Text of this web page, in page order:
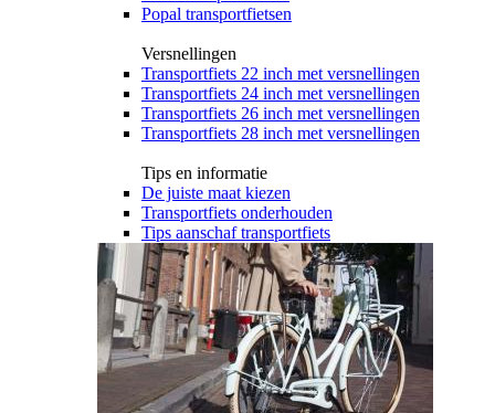
Popal transportfietsen
Versnellingen
Transportfiets 22 inch met versnellingen
Transportfiets 24 inch met versnellingen
Transportfiets 26 inch met versnellingen
Transportfiets 28 inch met versnellingen
Tips en informatie
De juiste maat kiezen
Transportfiets onderhouden
Tips aanschaf transportfiets